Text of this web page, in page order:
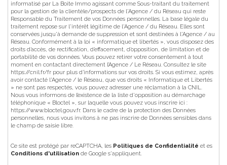
informatisé par La Boite Immo agissant comme Sous-traitant du traitement
pour la gestion de la clientèle/prospects de l'Agence / du Réseau qui reste
Responsable du Traitement de vos Données personnelles. La base légale du
traitement repose sur l'intérêt légitime de l'Agence / du Réseau. Elles sont
conservées jusqu'à demande de suppression et sont destinées à l'Agence / au
Réseau. Conformément à la loi « informatique et libertés », vous disposez des
droits d’accès, de rectification, d’effacement, d’opposition, de limitation et de
portabilité de vos données. Vous pouvez retirer votre consentement à tout
moment en contactant directement l’Agence / Le Réseau. Consultez le site
https://cnil.fr/fr pour plus d’informations sur vos droits. Si vous estimez, après
avoir contacté l'Agence / le Réseau, que vos droits « Informatique et Libertés
» ne sont pas respectés, vous pouvez adresser une réclamation à la CNIL.
Nous vous informons de l’existence de la liste d'opposition au démarchage
téléphonique « Bloctel », sur laquelle vous pouvez vous inscrire ici :
https://www.bloctel.gouv.fr. Dans le cadre de la protection des Données
personnelles, nous vous invitons à ne pas inscrire de Données sensibles dans
le champ de saisie libre.
Ce site est protégé par reCAPTCHA, les Politiques de Confidentialité et es
Conditions d'utilisation de Google s'appliquent.